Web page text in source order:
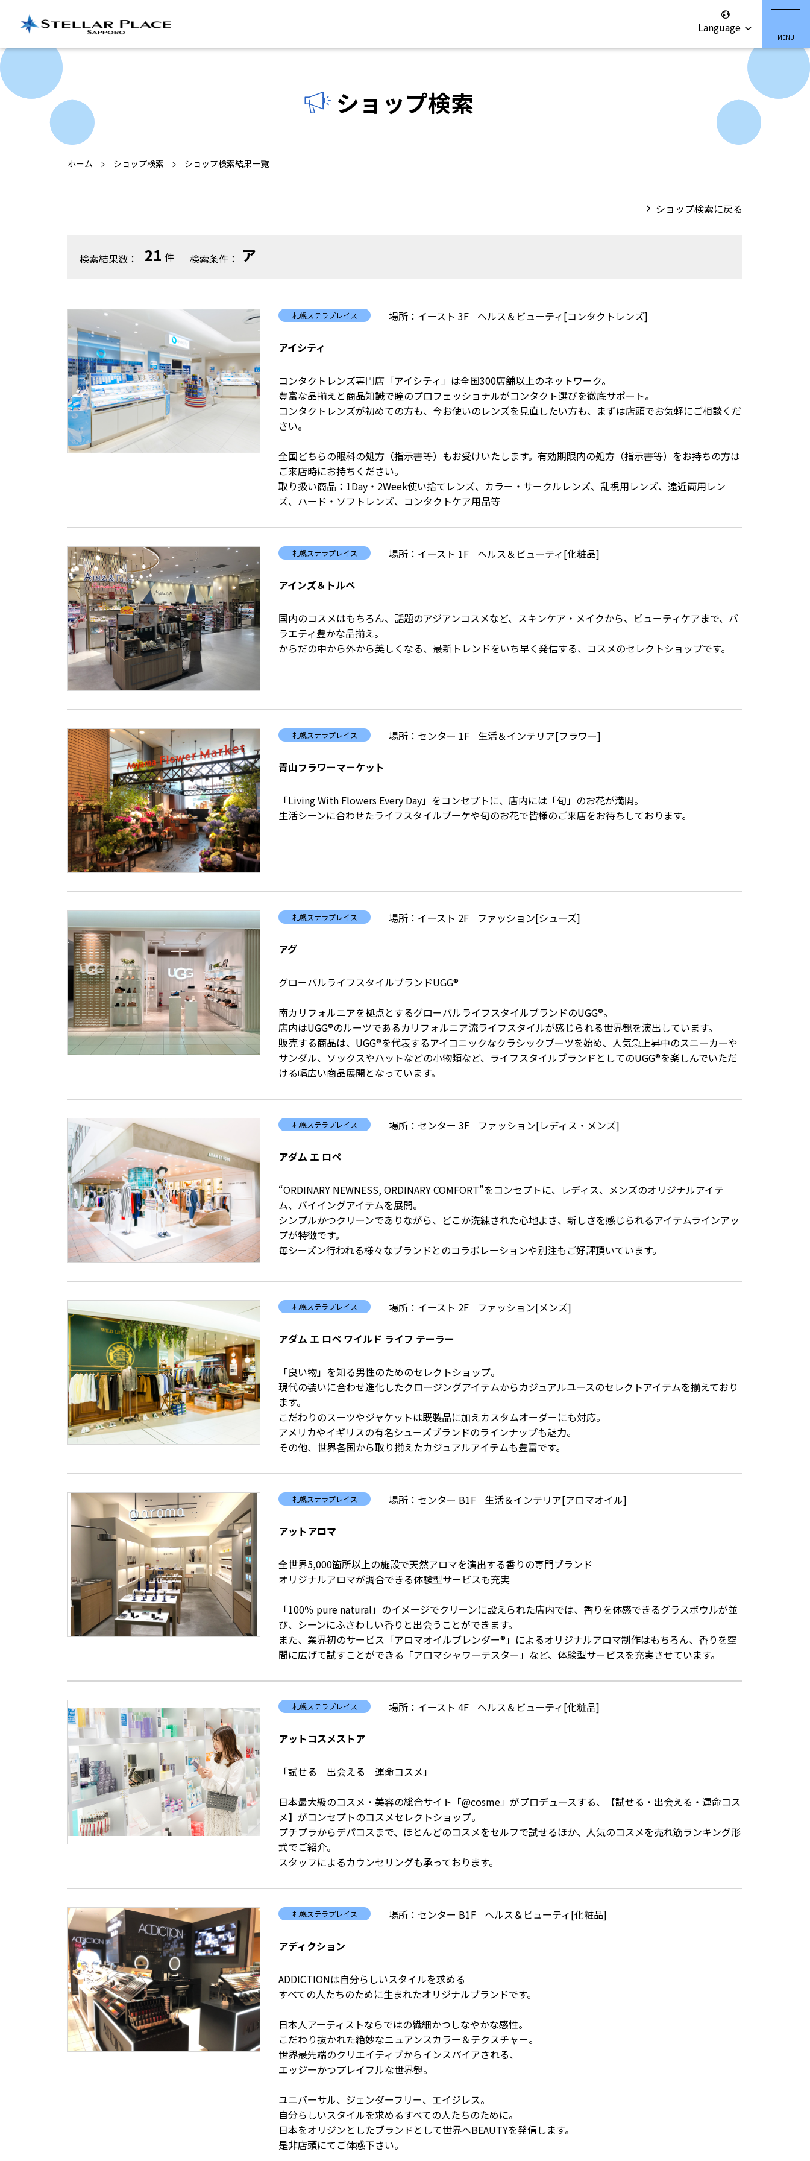
Language
ショップ検索
ホーム ショップ検索 ショップ検索結果一覧
ショップ検索に戻る
検索結果数： 21 件 検索条件： ア
札幌ステラプレイス 場所：イースト 3F ヘルス＆ビューティ[コンタクトレンズ]
アイシティ
コンタクトレンズ専門店「アイシティ」は全国300店舗以上のネットワーク。
豊富な品揃えと商品知識で瞳のプロフェッショナルがコンタクト選びを徹底サポート。
コンタクトレンズが初めての方も、今お使いのレンズを見直したい方も、まずは店頭でお気軽にご相談くだ
さい。
全国どちらの眼科の処方（指示書等）もお受けいたします。有効期限内の処方（指示書等）をお持ちの方は
ご来店時にお持ちください。
取り扱い商品：1Day・2Week使い捨てレンズ、カラー・サークルレンズ、乱視用レンズ、遠近両用レン
ズ、ハード・ソフトレンズ、コンタクトケア用品等
札幌ステラプレイス 場所：イースト 1F ヘルス＆ビューティ[化粧品]
アインズ＆トルペ
国内のコスメはもちろん、話題のアジアンコスメなど、スキンケア・メイクから、ビューティケアまで、バ
ラエティ豊かな品揃え。
からだの中から外から美しくなる、最新トレンドをいち早く発信する、コスメのセレクトショップです。
札幌ステラプレイス 場所：センター 1F 生活＆インテリア[フラワー]
青山フラワーマーケット
「Living With Flowers Every Day」をコンセプトに、店内には「旬」のお花が満開。
生活シーンに合わせたライフスタイルブーケや旬のお花で皆様のご来店をお待ちしております。
札幌ステラプレイス 場所：イースト 2F ファッション[シューズ]
アグ
グローバルライフスタイルブランドUGG®
南カリフォルニアを拠点とするグローバルライフスタイルブランドのUGG®。
店内はUGG®のルーツであるカリフォルニア流ライフスタイルが感じられる世界観を演出しています。
販売する商品は、UGG®を代表するアイコニックなクラシックブーツを始め、人気急上昇中のスニーカーや
サンダル、ソックスやハットなどの小物類など、ライフスタイルブランドとしてのUGG®を楽しんでいただ
ける幅広い商品展開となっています。
札幌ステラプレイス 場所：センター 3F ファッション[レディス・メンズ]
アダム エ ロペ
“ORDINARY NEWNESS, ORDINARY COMFORT”をコンセプトに、レディス、メンズのオリジナルアイテ
ム、バイイングアイテムを展開。
シンプルかつクリーンでありながら、どこか洗練された心地よさ、新しさを感じられるアイテムラインアッ
プが特徴です。
毎シーズン行われる様々なブランドとのコラボレーションや別注もご好評頂いています。
札幌ステラプレイス 場所：イースト 2F ファッション[メンズ]
アダム エ ロペ ワイルド ライフ テーラー
「良い物」を知る男性のためのセレクトショップ。
現代の装いに合わせ進化したクロージングアイテムからカジュアルユースのセレクトアイテムを揃えており
ます。
こだわりのスーツやジャケットは既製品に加えカスタムオーダーにも対応。
アメリカやイギリスの有名シューズブランドのラインナップも魅力。
その他、世界各国から取り揃えたカジュアルアイテムも豊富です。
札幌ステラプレイス 場所：センター B1F 生活＆インテリア[アロマオイル]
アットアロマ
全世界5,000箇所以上の施設で天然アロマを演出する香りの専門ブランド
オリジナルアロマが調合できる体験型サービスも充実
「100％ pure natural」のイメージでクリーンに設えられた店内では、香りを体感できるグラスボウルが並
び、シーンにふさわしい香りと出会うことができます。
また、業界初のサービス「アロマオイルブレンダー®」によるオリジナルアロマ制作はもちろん、香りを空
間に広げて試すことができる「アロマシャワーテスター」など、体験型サービスを充実させています。
札幌ステラプレイス 場所：イースト 4F ヘルス＆ビューティ[化粧品]
アットコスメストア
「試せる 出会える 運命コスメ」
日本最大級のコスメ・美容の総合サイト「@cosme」がプロデュースする、【試せる・出会える・運命コス
メ】がコンセプトのコスメセレクトショップ。
プチプラからデパコスまで、ほとんどのコスメをセルフで試せるほか、人気のコスメを売れ筋ランキング形
式でご紹介。
スタッフによるカウンセリングも承っております。
札幌ステラプレイス 場所：センター B1F ヘルス＆ビューティ[化粧品]
アディクション
ADDICTIONは自分らしいスタイルを求める
すべての人たちのために生まれたオリジナルブランドです。
日本人アーティストならではの繊細かつしなやかな感性。
こだわり抜かれた絶妙なニュアンスカラー＆テクスチャー。
世界最先端のクリエイティブからインスパイアされる、
エッジーかつプレイフルな世界観。
ユニバーサル、ジェンダーフリー、エイジレス。
自分らしいスタイルを求めるすべての人たちのために。
日本をオリジンとしたブランドとして世界へBEAUTYを発信します。
是非店頭にてご体感下さい。